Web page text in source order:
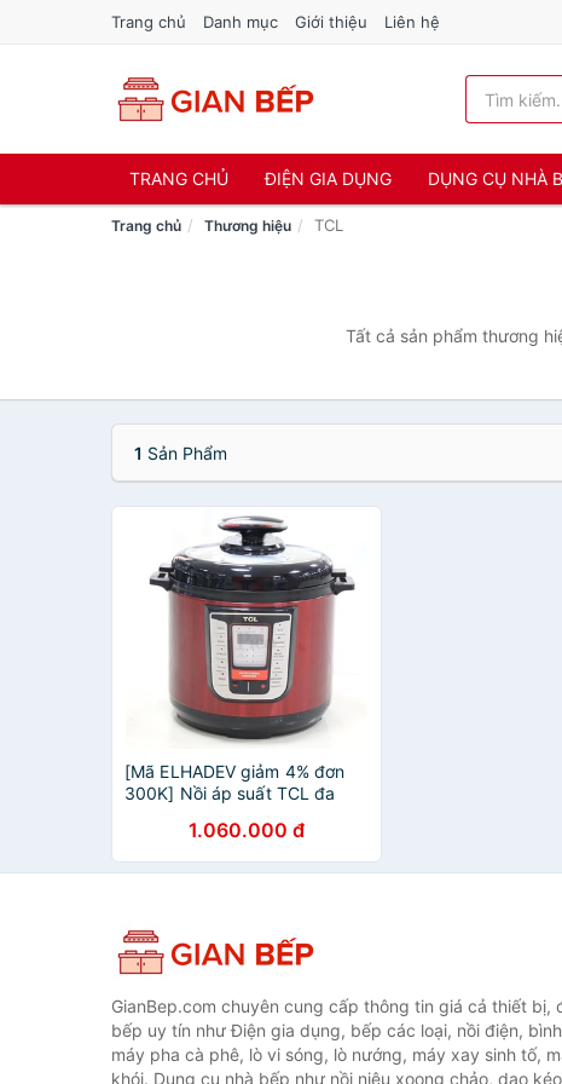
Trang chủ Danh mục Giới thiệu Liên hệ
TRANG CHỦ ĐIỆN GIA DỤNG DỤNG CỤ NHÀ
Trang chủ Thương hiệu TCL
Tất cả sản phẩm thương
1 Sản Phẩm
[Mã ELHADEV giảm 4% đơn
300K] Nồi áp suất TCL đa
1.060.000 đ
GianBep.com chuyên cung cấp thông tin giá cả thiết bị,
bếp uy tín như Điện gia dụng, bếp các loại, nồi điện,
máy pha cà phê, lò vi sóng, lò nướng, máy xay sinh tố,
khói. Dụng cụ nhà bếp như nồi niêu xoong chảo, dao